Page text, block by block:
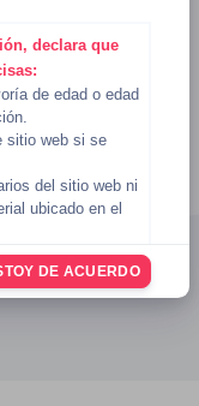
declara que
de edad o edad
sitio web si se
del sitio web ni
ubicado en el
de uso
ha revisado y
de uso.
DE ACUERDO
Términos
2257
ninguna forma por